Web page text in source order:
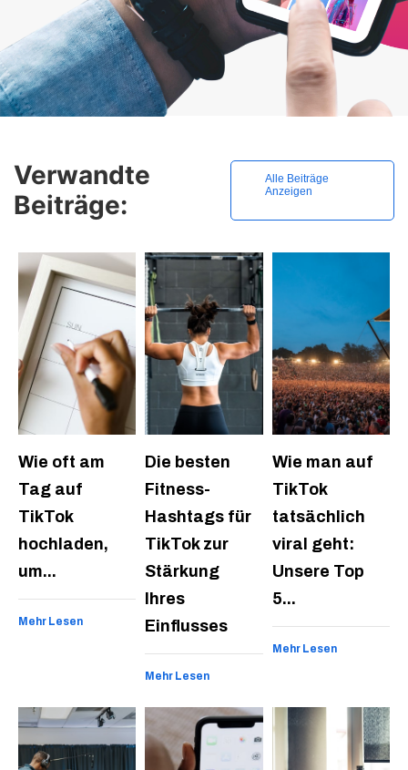
Verwandte
Beiträge:
Alle Beiträge
Anzeigen
Wie oft am
Tag auf
TikTok
hochladen,
um...
Mehr Lesen
Die besten
Fitness-
Hashtags für
TikTok zur
Stärkung
Ihres
Einflusses
Mehr Lesen
Wie man auf
TikTok
tatsächlich
viral geht:
Unsere Top
5...
Mehr Lesen